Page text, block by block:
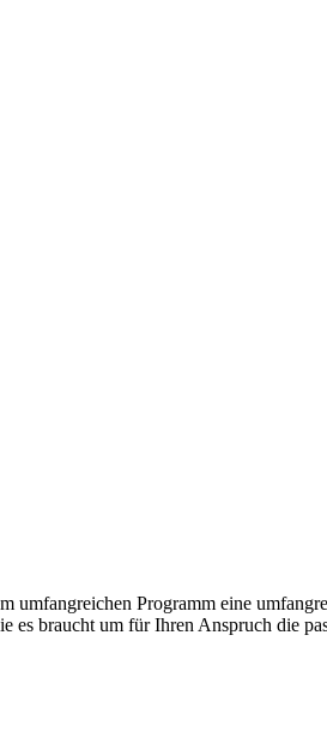
Programm eine
braucht um für Ihren Anspruch die